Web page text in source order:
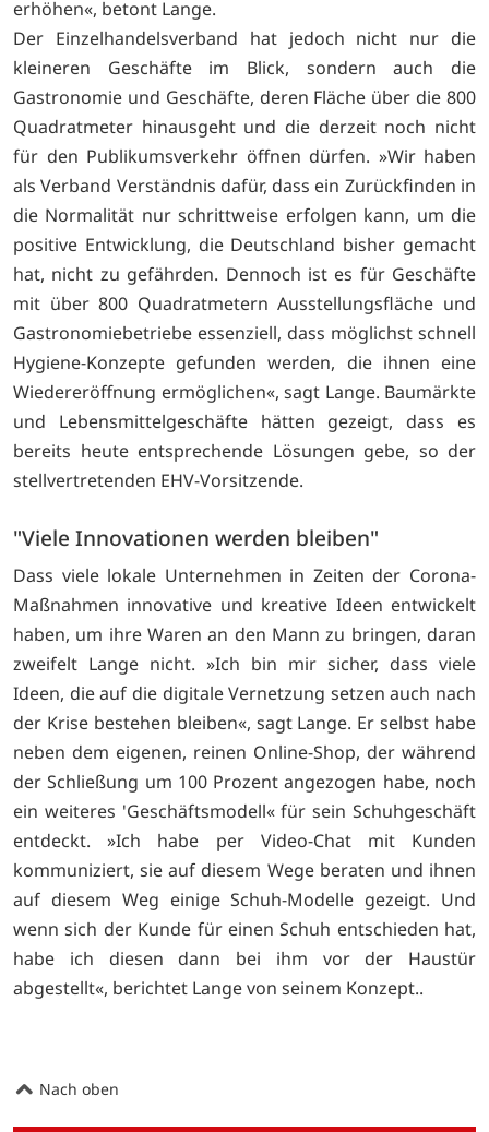
erhöhen«, betont Lange.
Der Einzelhandelsverband hat jedoch nicht nur die
kleineren Geschäfte im Blick, sondern auch die
Gastronomie und Geschäfte, deren Fläche über die 800
Quadratmeter hinausgeht und die derzeit noch nicht
für den Publikumsverkehr öffnen dürfen. »Wir haben
als Verband Verständnis dafür, dass ein Zurückfinden in
die Normalität nur schrittweise erfolgen kann, um die
positive Entwicklung, die Deutschland bisher gemacht
hat, nicht zu gefährden. Dennoch ist es für Geschäfte
mit über 800 Quadratmetern Ausstellungsfläche und
Gastronomiebetriebe essenziell, dass möglichst schnell
Hygiene-Konzepte gefunden werden, die ihnen eine
Wiedereröffnung ermöglichen«, sagt Lange. Baumärkte
und Lebensmittelgeschäfte hätten gezeigt, dass es
bereits heute entsprechende Lösungen gebe, so der
stellvertretenden EHV-Vorsitzende.
"Viele Innovationen werden bleiben"
Dass viele lokale Unternehmen in Zeiten der Corona-
Maßnahmen innovative und kreative Ideen entwickelt
haben, um ihre Waren an den Mann zu bringen, daran
zweifelt Lange nicht. »Ich bin mir sicher, dass viele
Ideen, die auf die digitale Vernetzung setzen auch nach
der Krise bestehen bleiben«, sagt Lange. Er selbst habe
neben dem eigenen, reinen Online-Shop, der während
der Schließung um 100 Prozent angezogen habe, noch
ein weiteres 'Geschäftsmodell« für sein Schuhgeschäft
entdeckt. »Ich habe per Video-Chat mit Kunden
kommuniziert, sie auf diesem Wege beraten und ihnen
auf diesem Weg einige Schuh-Modelle gezeigt. Und
wenn sich der Kunde für einen Schuh entschieden hat,
habe ich diesen dann bei ihm vor der Haustür
abgestellt«, berichtet Lange von seinem Konzept..
Nach oben